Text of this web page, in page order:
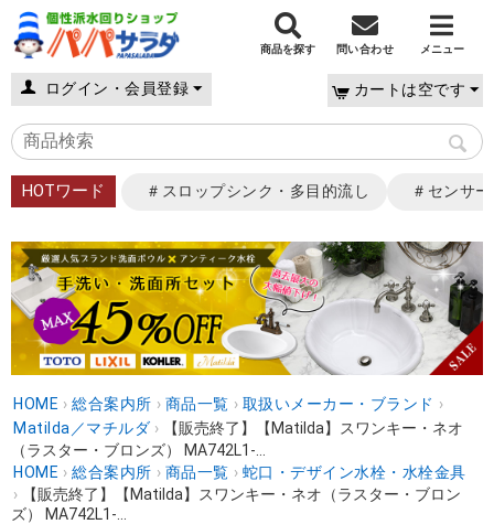
商品を探す 問い合わせ メニュー
ログイン・会員登録 カートは空です
HOTワード ＃スロップシンク・多目的流し ＃センサ
HOME › 総合案内所 › 商品一覧 › 取扱いメーカー・ブランド ›
Matilda／マチルダ ›
【販売終了】【Matilda】スワンキー・ネオ
（ラスター・ブロンズ） MA742L1-...
HOME › 総合案内所 › 商品一覧 › 蛇口・デザイン水栓・水栓金具
›
【販売終了】【Matilda】スワンキー・ネオ（ラスター・ブロン
ズ） MA742L1-...